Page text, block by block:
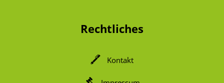
Rechtliches
Kontakt